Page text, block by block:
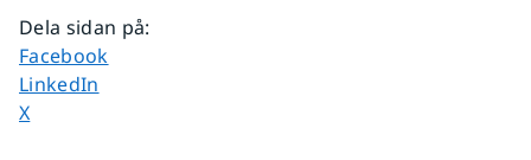
Dela sidan på:
Dela sidan på
Facebook
Dela sidan på
LinkedIn
Dela sidan på
X